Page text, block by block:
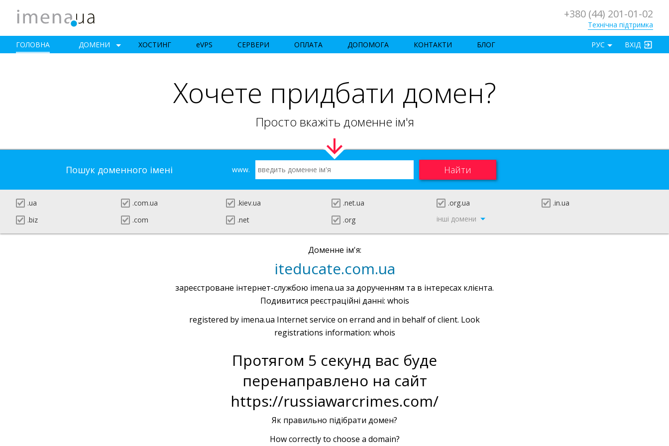
+380 (44) 201-01-02
Технічна підтримка
ГОЛОВНА ДОМЕНИ ХОСТИНГ eVPS СЕРВЕРИ ОПЛАТА ДОПОМОГА КОНТАКТИ БЛОГ ВХІД
РУС
Хочете придбати домен?
Просто вкажіть доменне ім'я
Пошук доменного імені www.
.ua .com.ua .kiev.ua .net.ua .org.ua
.in.ua
.biz
.com .net .org інші домени
Доменне ім'я:
iteducate.com.ua
зареєстроване інтернет-службою imena.ua за дорученням та в інтересах клієнта.
Подивитися реєстраційні данні: whois
registered by imena.ua Internet service on errand and in behalf of client. Look
registrations information: whois
Протягом 5 секунд вас буде
перенаправлено на сайт
https://russiawarcrimes.com/
Як правильно підібрати домен?
How correctly to choose a domain?